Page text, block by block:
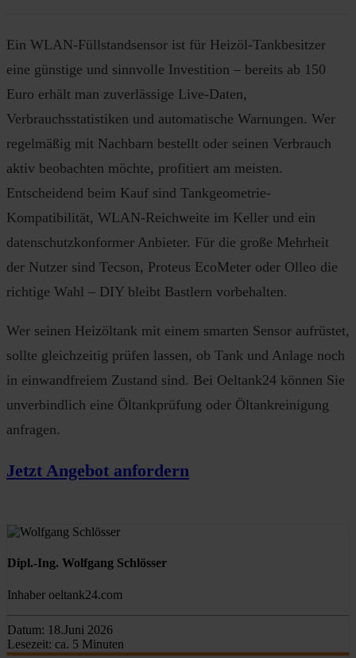
Ein WLAN-Füllstandsensor ist für Heizöl-Tankbesitzer
eine günstige und sinnvolle Investition – bereits ab 150
Euro erhält man zuverlässige Live-Daten,
Verbrauchsstatistiken und automatische Warnungen. Wer
regelmäßig mit Nachbarn bestellt oder seinen Verbrauch
aktiv beobachten möchte, profitiert am meisten.
Entscheidend beim Kauf sind Tankgeometrie-
Kompatibilität, WLAN-Reichweite im Keller und ein
datenschutzkonformer Anbieter. Für die große Mehrheit
der Nutzer sind Tecson, Proteus EcoMeter oder Olleo die
richtige Wahl – DIY bleibt Bastlern vorbehalten.
Wer seinen Heizöltank mit einem smarten Sensor aufrüstet,
sollte gleichzeitig prüfen lassen, ob Tank und Anlage noch
in einwandfreiem Zustand sind. Bei Oeltank24 können Sie
unverbindlich eine Öltankprüfung oder Öltankreinigung
anfragen.
Jetzt Angebot anfordern
Dipl.-Ing. Wolfgang Schlösser
Inhaber oeltank24.com
Datum: 18.Juni 2026
Lesezeit: ca. 5 Minuten